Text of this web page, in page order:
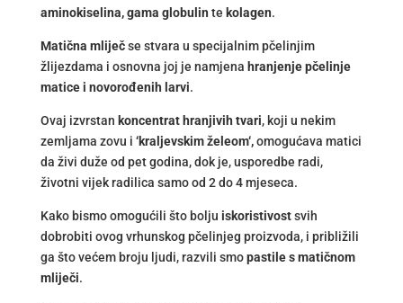
aminokiselina, gama globulin te kolagen.
Matična mliječse stvara u specijalnim pčelinjim
žlijezdama i osnovna joj je namjena hranjenje pčelinje
matice i novorođenih larvi.
Ovaj izvrstan koncentrat hranjivih tvari, koji u nekim
zemljama zovu i ‘kraljevskim želeom‘,omogućava matici
da živi duže od pet godina, dok je, usporedbe radi,
životni vijek radilica samo od 2 do 4 mjeseca.
Kako bismo omogućili što bolju iskoristivostsvih
dobrobiti ovog vrhunskog pčelinjeg proizvoda, i približili
ga što većem broju ljudi, razvili smopastile s matičnom
mliječi.